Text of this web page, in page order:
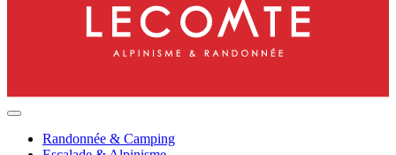
Randonnée & Camping